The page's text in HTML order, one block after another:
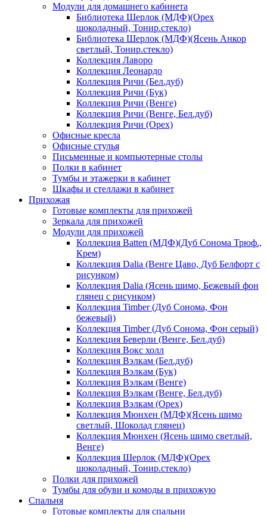
Модули для домашнего кабинета
Библиотека Шерлок (МДФ)(Орех
шоколадный, Тонир.стекло)
Библиотека Шерлок (МДФ)(Ясень Анкор
светлый, Тонир.стекло)
Коллекция Лаворо
Коллекция Леонардо
Коллекция Ричи (Бел.дуб)
Коллекция Ричи (Бук)
Коллекция Ричи (Венге)
Коллекция Ричи (Венге, Бел.дуб)
Коллекция Ричи (Орех)
Офисные кресла
Офисные стулья
Письменные и компьютерные столы
Полки в кабинет
Тумбы и этажерки в кабинет
Шкафы и стеллажи в кабинет
Прихожая
Готовые комплекты для прихожей
Зеркала для прихожей
Модули для прихожей
Коллекция Batten (МДФ)(Дуб Сонома Трюф.,
Крем)
Коллекция Dalia (Венге Цаво, Дуб Белфорт с
рисунком)
Коллекция Dalia (Ясень шимо, Бежевый фон
глянец с рисунком)
Коллекция Timber (Дуб Сонома, Фон
бежевый)
Коллекция Timber (Дуб Сонома, Фон серый)
Коллекция Беверли (Венге, Бел.дуб)
Коллекция Вокс холл
Коллекция Вэлкам (Бел.дуб)
Коллекция Вэлкам (Бук)
Коллекция Вэлкам (Венге)
Коллекция Вэлкам (Венге, Бел.дуб)
Коллекция Вэлкам (Орех)
Коллекция Мюнхен (МДФ)(Ясень шимо
светлый, Шоколад глянец)
Коллекция Мюнхен (Ясень шимо светлый,
Венге)
Коллекция Шерлок (МДФ)(Орех
шоколадный, Тонир.стекло)
Полки для прихожей
Тумбы для обуви и комоды в прихожую
Спальня
Готовые комплекты для спальни